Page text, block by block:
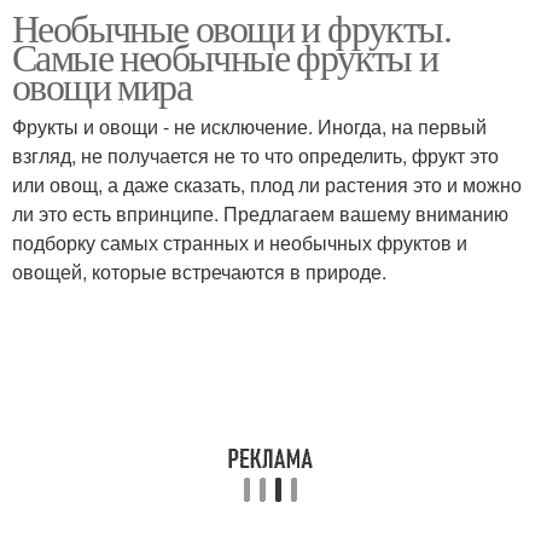
Необычные овощи и фрукты.
Самые необычные фрукты и
овощи мира
Фрукты и овощи - не исключение. Иногда, на первый
взгляд, не получается не то что определить, фрукт это
или овощ, а даже сказать, плод ли растения это и можно
ли это есть впринципе. Предлагаем вашему вниманию
подборку самых странных и необычных фруктов и
овощей, которые встречаются в природе.